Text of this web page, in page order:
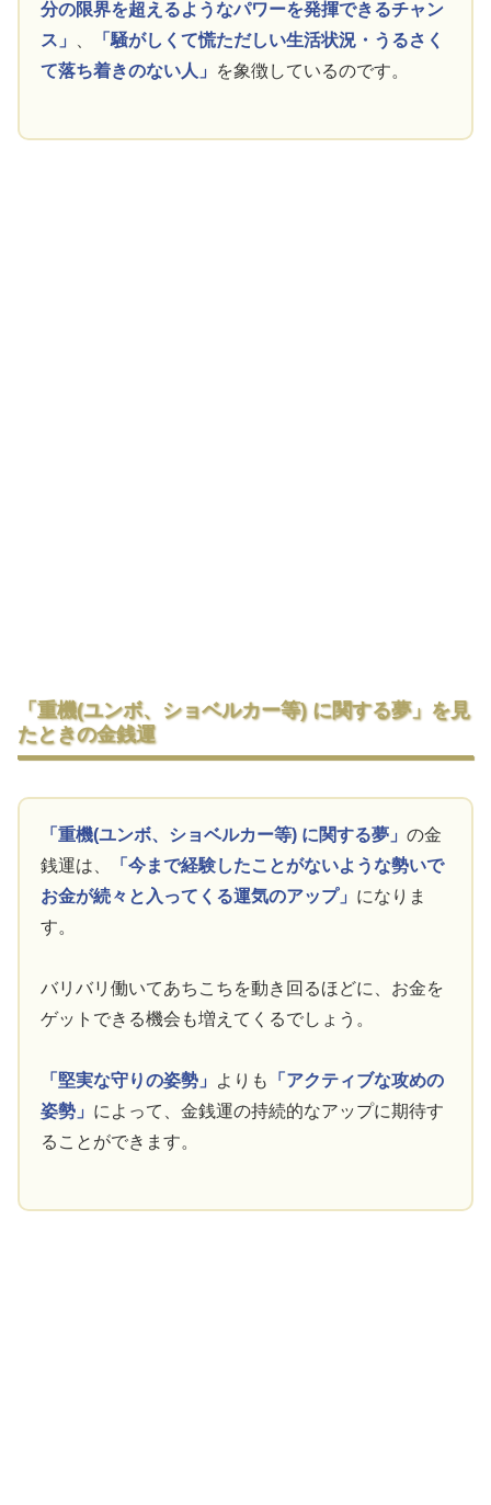
分の限界を超えるようなパワーを発揮できるチャン
ス」
「騒がしくて慌ただしい生活状況・うるさく
て落ち着きのない人」
を象徴しているのです。
「重機(ユンボ、ショベルカー等) に関する夢」を見
たときの金銭運
「重機(ユンボ、ショベルカー等) に関する夢」の金
銭運は、
「今まで経験したことがないような勢いで
お金が続々と入ってくる運気のアップ」 になりま
す。
バリバリ働いてあちこちを動き回るほどに、お金を
ゲットできる機会も増えてくるでしょう。
「堅実な守りの姿勢」 よりも
「アクティブな攻めの
姿勢」 によって、金銭運の持続的なアップに期待す
ることができます。